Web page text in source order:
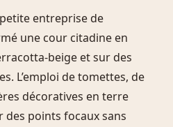
entreprise de
une cour citadine en
beige et sur des
L’emploi de tomettes, de
décoratives en terre
des points focaux sans